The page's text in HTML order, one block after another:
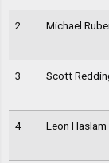
2 Michael
3 Scott
4 Leon Haslam